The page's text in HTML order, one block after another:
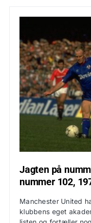
Jagten på
nummer 102,
Manchester United
klubbens eget